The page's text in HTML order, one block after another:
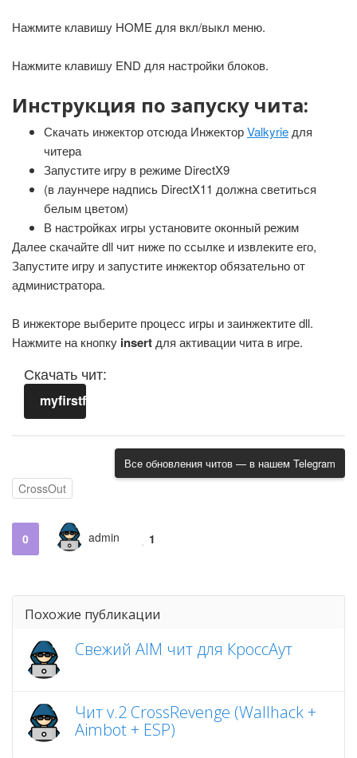
Нажмите клавишу HOME для вкл/выкл меню.
Нажмите клавишу END для настройки блоков.
Инструкция по запуску чита:
Скачать инжектор отсюда ИнжекторValkyrieдля
читера
Запустите игру в режиме DirectX9
(в лаунчере надпись DirectX11 должна светиться
белым цветом)
В настройках игры установите оконный режим
Далее скачайте dll чит ниже по ссылке и извлеките его,
Запустите игру и запустите инжектор обязательно от
администратора.
В инжекторе выберите процесс игры и заинжектите dll.
Нажмите на кнопку insertдля активации чита в игре.
Скачать чит:
myfirstf.zip
Все обновления читов — в нашем Telegram
CrossOut
0 admin 1
Похожие публикации
Свежий AIM чит для КроссАут
Чит v.2 CrossRevenge (Wallhack +
Aimbot + ESP)